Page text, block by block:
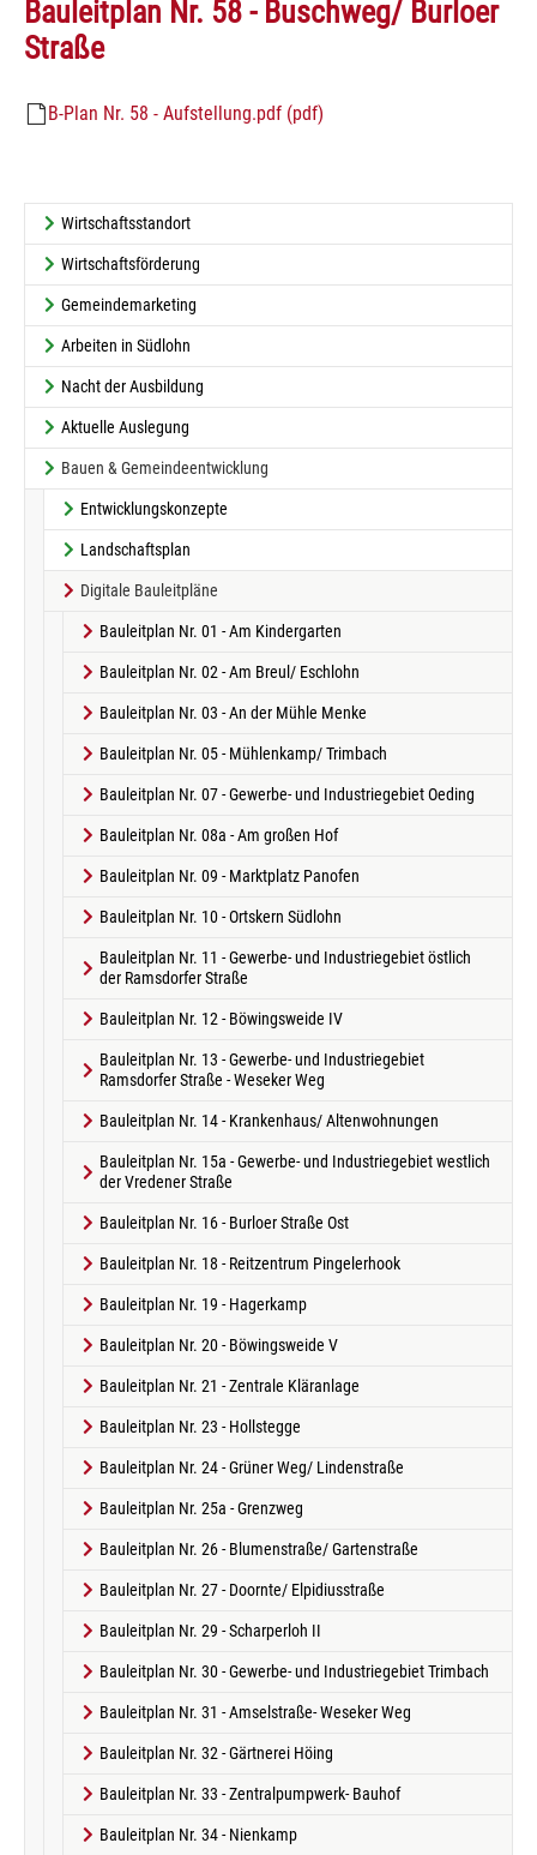
Bauleitplan Nr. 58 - Buschweg/ Burloer
Straße
B-Plan Nr. 58 - Aufstellung.pdf (pdf)
Wirtschaftsstandort
Wirtschaftsförderung
Gemeindemarketing
Arbeiten in Südlohn
Nacht der Ausbildung
Aktuelle Auslegung
Bauen & Gemeindeentwicklung
Entwicklungskonzepte
Landschaftsplan
Digitale Bauleitpläne
Bauleitplan Nr. 01 - Am Kindergarten
Bauleitplan Nr. 02 - Am Breul/ Eschlohn
Bauleitplan Nr. 03 - An der Mühle Menke
Bauleitplan Nr. 05 - Mühlenkamp/ Trimbach
Bauleitplan Nr. 07 - Gewerbe- und Industriegebiet Oeding
Bauleitplan Nr. 08a - Am großen Hof
Bauleitplan Nr. 09 - Marktplatz Panofen
Bauleitplan Nr. 10 - Ortskern Südlohn
Bauleitplan Nr. 11 - Gewerbe- und Industriegebiet östlich
der Ramsdorfer Straße
Bauleitplan Nr. 12 - Böwingsweide IV
Bauleitplan Nr. 13 - Gewerbe- und Industriegebiet
Ramsdorfer Straße - Weseker Weg
Bauleitplan Nr. 14 - Krankenhaus/ Altenwohnungen
Bauleitplan Nr. 15a - Gewerbe- und Industriegebiet westlich
der Vredener Straße
Bauleitplan Nr. 16 - Burloer Straße Ost
Bauleitplan Nr. 18 - Reitzentrum Pingelerhook
Bauleitplan Nr. 19 - Hagerkamp
Bauleitplan Nr. 20 - Böwingsweide V
Bauleitplan Nr. 21 - Zentrale Kläranlage
Bauleitplan Nr. 23 - Hollstegge
Bauleitplan Nr. 24 - Grüner Weg/ Lindenstraße
Bauleitplan Nr. 25a - Grenzweg
Bauleitplan Nr. 26 - Blumenstraße/ Gartenstraße
Bauleitplan Nr. 27 - Doornte/ Elpidiusstraße
Bauleitplan Nr. 29 - Scharperloh II
Bauleitplan Nr. 30 - Gewerbe- und Industriegebiet Trimbach
Bauleitplan Nr. 31 - Amselstraße- Weseker Weg
Bauleitplan Nr. 32 - Gärtnerei Höing
Bauleitplan Nr. 33 - Zentralpumpwerk- Bauhof
Bauleitplan Nr. 34 - Nienkamp